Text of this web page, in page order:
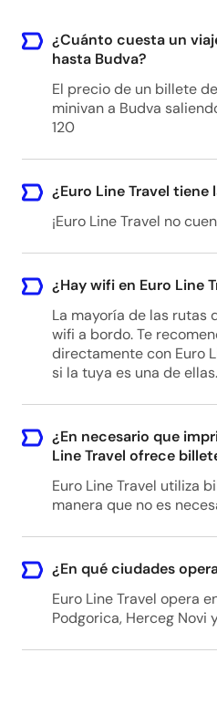
¿Cuánto cuesta un
hasta Budva?
El precio de un billete
minivan a Budva
120
¿Euro Line Travel tiene
¡Euro Line Travel no
¿Hay wifi en Euro Line
La mayoría de las rutas
wifi a bordo. Te
directamente con Euro
si la tuya es una de ellas.
¿En necesario que
Line Travel ofrece
Euro Line Travel utiliza
manera que no es
¿En qué ciudades
Euro Line Travel opera
Podgorica, Herceg Novi